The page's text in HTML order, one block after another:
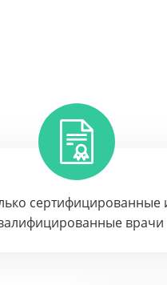
сертифицированные
врачи